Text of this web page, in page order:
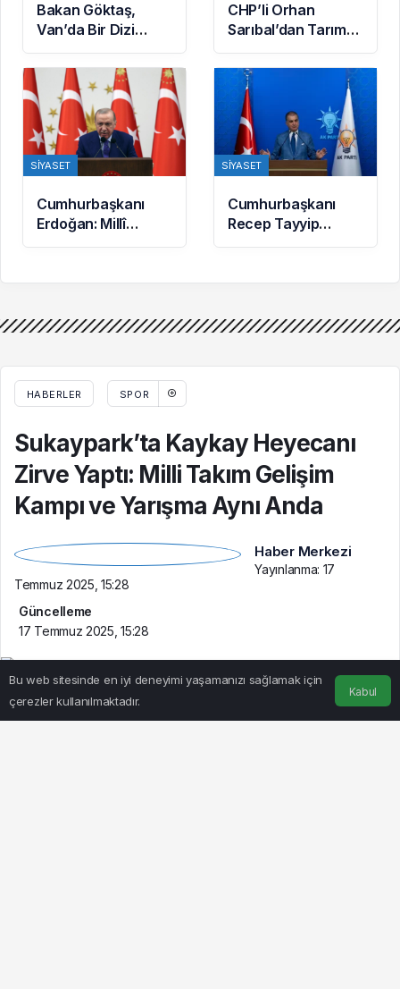
Bakan Göktaş,
Van’da Bir Dizi
Temasta Bulundu
CHP’li Orhan
Sarıbal’dan Tarım
ve Ekonomi
Eleştirisi: Çiftçi
Kaderiyle Baş Başa
Kaldı
SIYASET
Cumhurbaşkanı
Erdoğan: Millî
Dayanışma ve
Bütünleşmenin
Dair Kanun Teklifi
SIYASET
Cumhurbaşkanı
Recep Tayyip
Erdoğan
Toplanan AK Parti
“Terörsüz Türkiye”
HABERLER SPOR
Sukaypark’ta Kaykay Heyecanı
Zirve Yaptı: Milli Takım Gelişim
Kampı ve Yarışma Aynı Anda
Haber Merkezi
Yayınlanma: 17
Temmuz 2025, 15:28
Güncelleme
17 Temmuz 2025, 15:28
Bu web sitesinde en iyi deneyimi yaşamanızı sağlamak için
çerezler kullanılmaktadır.
Kabul
Anasayfa Hesabım